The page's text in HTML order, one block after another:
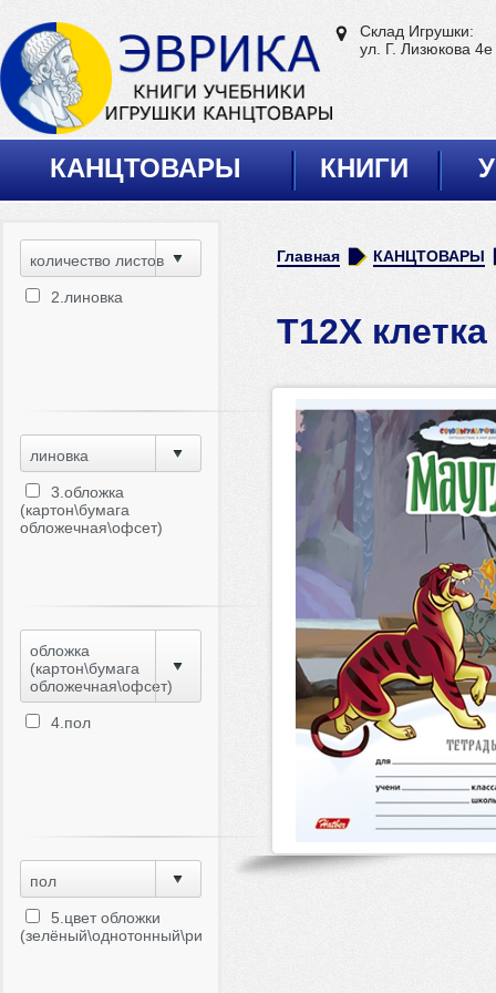
Склад Игрушки:
ул. Г. Лизюкова 4е
КАНЦТОВАРЫ КНИГИ
количество листов
2.линовка
линовка
3.обложка
(картон\бумага
обложечная\офсет)
обложка
(картон\бумага
обложечная\офсет)
4.пол
пол
5.цвет обложки
(зелёный\однотонный\рисунок)
Главная КАНЦТОВАРЫ
Т12Х